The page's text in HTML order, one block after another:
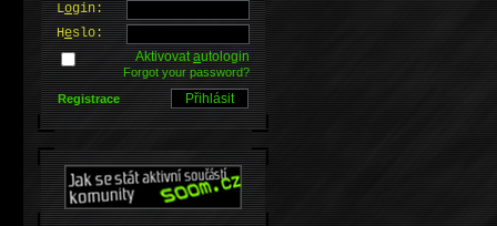
Login:
Heslo:
Aktivovatautologin
Forgot your password?
Registrace